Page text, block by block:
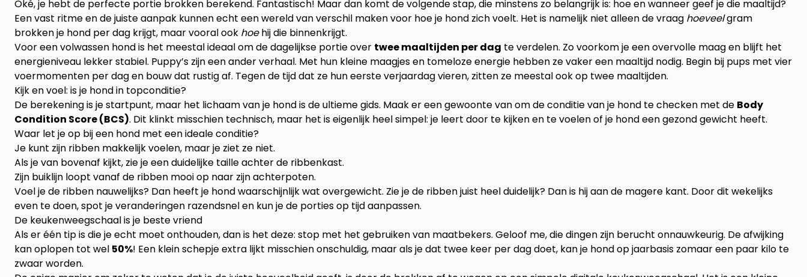
Oké, je hebt de perfecte portie brokken berekend. Fantastisch! Maar dan komt de volgende stap, die minstens zo belangrijk is: hoe en wanneer geef je die maaltijd?
Een vast ritme en de juiste aanpak kunnen echt een wereld van verschil maken voor hoe je hond zich voelt. Het is namelijk niet alleen de vraag hoeveelgram
brokken je hond per dag krijgt, maar vooral ook hoehij die binnenkrijgt.
Voor een volwassen hond is het meestal ideaal om de dagelijkse portie over twee maaltijden per dag te verdelen. Zo voorkom je een overvolle maag en blijft het
energieniveau lekker stabiel. Puppy’s zijn een ander verhaal. Met hun kleine maagjes en tomeloze energie hebben ze vaker een maaltijd nodig. Begin bij pups met vier
voermomenten per dag en bouw dat rustig af. Tegen de tijd dat ze hun eerste verjaardag vieren, zitten ze meestal ook op twee maaltijden.
Kijk en voel: is je hond in topconditie?
De berekening is je startpunt, maar het lichaam van je hond is de ultieme gids. Maak er een gewoonte van om de conditie van je hond te checken met de Body
Condition Score (BCS). Dit klinkt misschien technisch, maar het is eigenlijk heel simpel: je leert door te kijken en te voelen of je hond een gezond gewicht heeft.
Waar let je op bij een hond met een ideale conditie?
Je kunt zijn ribben makkelijk voelen, maar je ziet ze niet.
Als je van bovenaf kijkt, zie je een duidelijke taille achter de ribbenkast.
Zijn buiklijn loopt vanaf de ribben mooi op naar zijn achterpoten.
Voel je de ribben nauwelijks? Dan heeft je hond waarschijnlijk wat overgewicht. Zie je de ribben juist heel duidelijk? Dan is hij aan de magere kant. Door dit wekelijks
even te doen, spot je veranderingen razendsnel en kun je de porties op tijd aanpassen.
De keukenweegschaal is je beste vriend
Als er één tip is die je echt moet onthouden, dan is het deze: stop met het gebruiken van maatbekers. Geloof me, die dingen zijn berucht onnauwkeurig. De afwijking
kan oplopen tot wel 50%! Een klein schepje extra lijkt misschien onschuldig, maar als je dat twee keer per dag doet, kan je hond op jaarbasis zomaar een paar kilo te
zwaar worden.